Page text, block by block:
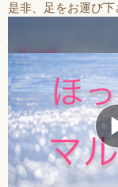
是非、足をお運び下